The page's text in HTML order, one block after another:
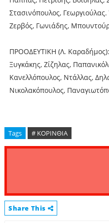
Στασινόπουλος,
Ζερβός, Γωνιάδης,
ΠΡΟΟΔΕΥΤΙΚΗ (Λ.
Ξυγκάκης, Ζίζηλας,
Κανελλόπουλος, Ντάλλας,
Νικολακόπουλος,
Tags # ΚΟΡΙΝΘΙΑ
Share This